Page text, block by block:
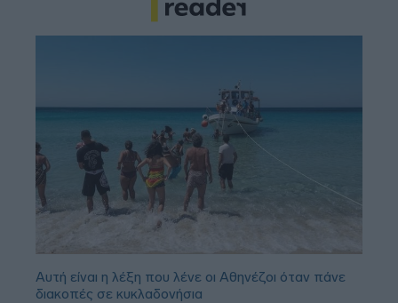
Αυτή είναι η λέξη που λένε οι Αθηνέζοι όταν πάνε
διακοπές σε κυκλαδονήσια